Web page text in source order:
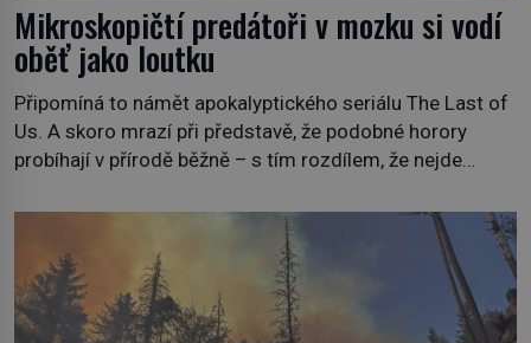
Mikroskopičtí predátoři v mozku si vodí
oběť jako loutku
Připomíná to námět apokalyptického seriálu The Last of
Us. A skoro mrazí při představě, že podobné horory
probíhají v přírodě běžně – s tím rozdílem, že nejde
dokáže ovládat jen vývojově nesrovnatelně jednodušší
živočichy, než je člověk. Najít skutečné zombie není nic
nemožného ani v naší přírodě. […]